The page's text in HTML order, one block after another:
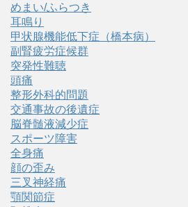
めまい/ふらつき
耳鳴り
甲状腺機能低下症（橋本病）
副腎疲労症候群
突発性難聴
頭痛
整形外科的問題
交通事故の後遺症
脳脊髄液減少症
スポーツ障害
全身痛
顔の歪み
三叉神経痛
顎関節症